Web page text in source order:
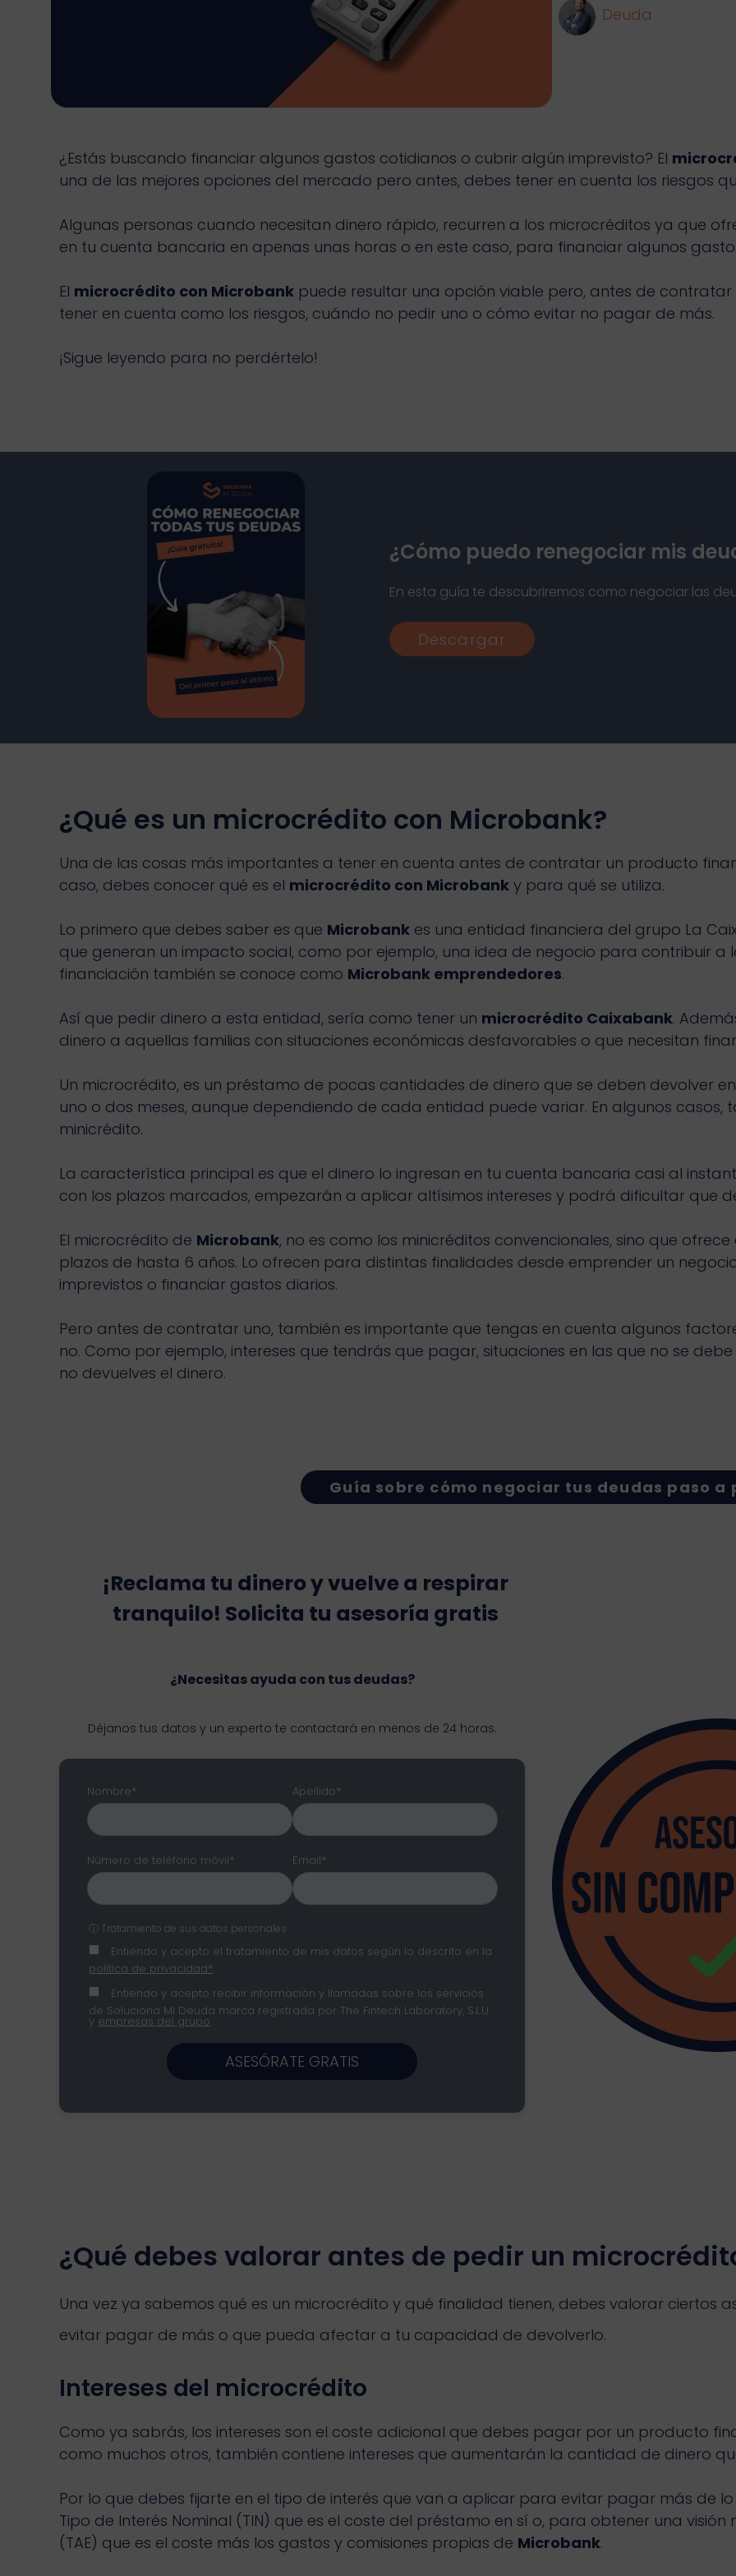
Deuda
¿Estás buscando financiar algunos gastos cotidianos o cubrir algún imprevisto? El
una de las mejores opciones del mercado pero antes, debes tener en cuenta los riesgos
Algunas personas cuando necesitan dinero rápido, recurren a los microcréditos ya que
en tu cuenta bancaria en apenas unas horas o en este caso, para financiar algunos
El microcrédito con Microbank puede resultar una opción viable pero, antes de
tener en cuenta como los riesgos, cuándo no pedir uno o cómo evitar no pagar de más.
¡Sigue leyendo para no perdértelo!
¿Cómo puedo renegociar mis
En esta guía te descubriremos como negociar las
Descargar
¿Qué es un microcrédito con Microbank?
Una de las cosas más importantes a tener en cuenta antes de contratar un producto
caso, debes conocer qué es el microcrédito con Microbank y para qué se utiliza.
Lo primero que debes saber es que Microbank es una entidad financiera del grupo La
que generan un impacto social, como por ejemplo, una idea de negocio para contribuir a
financiación también se conoce como Microbank emprendedores.
Así que pedir dinero a esta entidad, sería como tener un microcrédito Caixabank.
dinero a aquellas familias con situaciones económicas desfavorables o que necesitan
Un microcrédito, es un préstamo de pocas cantidades de dinero que se deben devolver
uno o dos meses, aunque dependiendo de cada entidad puede variar. En algunos casos,
minicrédito.
La característica principal es que el dinero lo ingresan en tu cuenta bancaria casi al
con los plazos marcados, empezarán a aplicar altísimos intereses y podrá dificultar que
El microcrédito de Microbank, no es como los minicréditos convencionales, sino que
plazos de hasta 6 años. Lo ofrecen para distintas finalidades desde emprender un
imprevistos o financiar gastos diarios.
Pero antes de contratar uno, también es importante que tengas en cuenta algunos
no. Como por ejemplo, intereses que tendrás que pagar, situaciones en las que no se
no devuelves el dinero.
Guía sobre cómo negociar tus deudas paso a
¡Reclama tu dinero y vuelve a respirar
tranquilo! Solicita tu asesoría gratis
¿Necesitas ayuda con tus deudas?
Déjanos tus datos y un experto te contactará en menos de 24 horas.
Nombre* Apellido*
Número de teléfono móvil* Email*
ⓘ Tratamiento de sus datos personales
Entiendo y acepto el tratamiento de mis datos según lo descrito en la
política de privacidad*
Entiendo y acepto recibir información y llamadas sobre los servicios
de Soluciona Mi Deuda marca registrada por The Fintech Laboratory, S.L.U.
y empresas del grupo
ASESÓRATE GRATIS
¿Qué debes valorar antes de pedir un
Una vez ya sabemos qué es un microcrédito y qué finalidad tienen, debes valorar ciertos
evitar pagar de más o que pueda afectar a tu capacidad de devolverlo.
Intereses del microcrédito
Como ya sabrás, los intereses son el coste adicional que debes pagar por un producto
como muchos otros, también contiene intereses que aumentarán la cantidad de dinero
Por lo que debes fijarte en el tipo de interés que van a aplicar para evitar pagar más de lo
Tipo de Interés Nominal (TIN) que es el coste del préstamo en sí o, para obtener una
(TAE) que es el coste más los gastos y comisiones propias de Microbank.